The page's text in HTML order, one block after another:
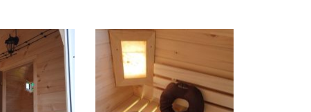
составом для
8 мм, матовые, оттенок